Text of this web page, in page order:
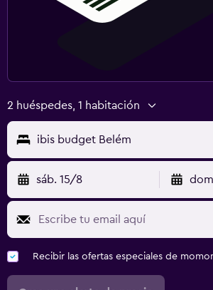
2 huéspedes, 1 habitación
ibis budget Belém
sáb. 15/8
Recibir las ofertas especiales de